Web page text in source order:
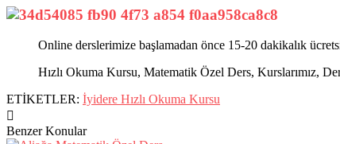
Online derslerimize başlamadan önce 15-20 dakikalık
Hızlı Okuma Kursu, Matematik Özel Ders, Kurslarımız,
ETİKETLER: İyidere Hızlı Okuma Kursu
Benzer Konular